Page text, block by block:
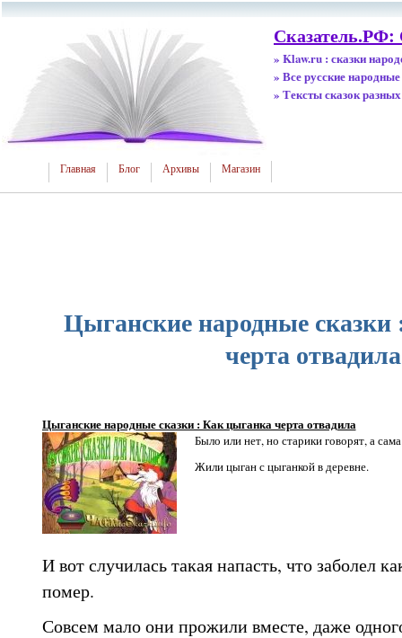
Сказатель.РФ:
» Klaw.ru : сказки
» Все русские народные
» Тексты сказок
Главная Блог Архивы Магазин
Цыганские народные
черта отвадила
Цыганские народные сказки : Как цыганка черта отвадила
Было или нет, но старики говорят, а
Жили цыган с цыганкой в деревне.
И вот случилась такая напасть, что заболел
помер.
Совсем мало они прожили вместе, даже